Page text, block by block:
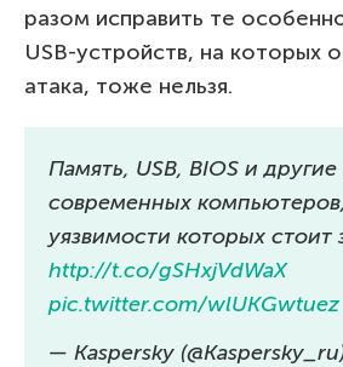
разом исправить те
USB-устройств, на которых
атака, тоже нельзя.
Память, USB, BIOS и
современных
уязвимости которых стоит
http://t.co/gSHxjVdWaX
pic.twitter.com/wlUKGwtuez
— Kaspersky